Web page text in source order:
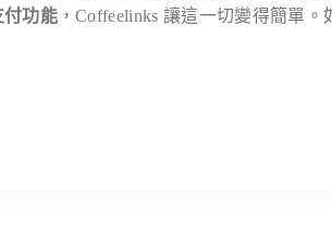
付功能，Coffeelinks 讓這一切變得簡單。